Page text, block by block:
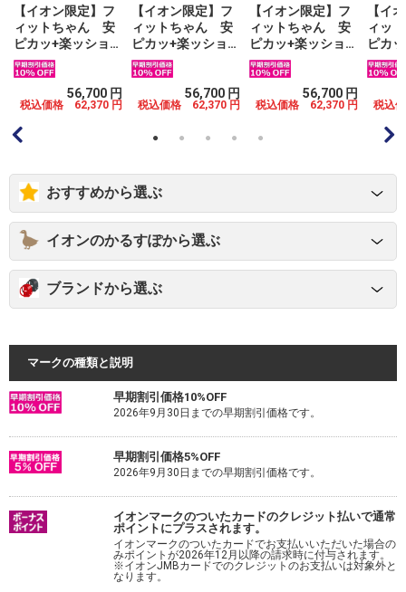
【イオン限定】フ
ィットちゃん 安
ピカッ+楽ッショ
ン グローリーブ
ライト ブラック×
レッドステッチ
56,700 円
税込価格 62,370 円
【イオン限定】フ
ィットちゃん 安
ピカッ+楽ッショ
ン グローリーブ
ライト ブラック×
56,700 円
税込価格 62,370 円
【イオン限定】フ
ィットちゃん 安
ピカッ+楽ッショ
ン グローリーブ
ライト ブラック×
56,700 円
税込価格 62,370 円
【イ
ィッ
ピカ
ン グ
ライ
税込
おすすめから選ぶ
イオンのかるすぽから選ぶ
ブランドから選ぶ
マークの種類と説明
早期割引価格10%OFF
2026年9月30日までの早期割引価格です。
早期割引価格5%OFF
2026年9月30日までの早期割引価格です。
イオンマークのついたカードのクレジット払いで通常
ポイントにプラスされます。
イオンマークのついたカードでお支払いいただいた場合の
みポイントが2026年12月以降の請求時に付与されます。
※イオンJMBカードでのクレジットのお支払いは対象外と
なります。